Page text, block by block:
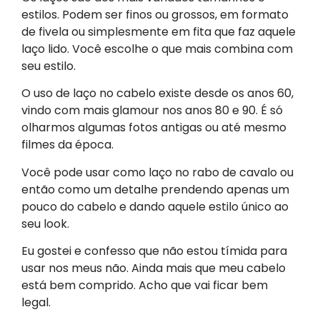
estilos. Podem ser finos ou grossos, em formato
de fivela ou simplesmente em fita que faz aquele
laço lido. Você escolhe o que mais combina com
seu estilo.
O uso de laço no cabelo existe desde os anos 60,
vindo com mais glamour nos anos 80 e 90. É só
olharmos algumas fotos antigas ou até mesmo
filmes da época.
Você pode usar como laço no rabo de cavalo ou
então como um detalhe prendendo apenas um
pouco do cabelo e dando aquele estilo único ao
seu look.
Eu gostei e confesso que não estou tímida para
usar nos meus não. Ainda mais que meu cabelo
está bem comprido. Acho que vai ficar bem
legal.